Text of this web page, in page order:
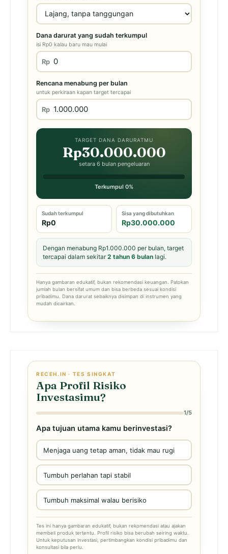
Dana darurat yang sudah terkumpul
isi Rp0 kalau baru mau mulai
Rp
Rencana menabung per bulan
untuk perkiraan kapan target tercapai
Rp
TARGET DANA DARURATMU
Rp30.000.000
setara 6 bulan pengeluaran
Terkumpul 0%
Sudah terkumpul
Rp0
Sisa yang dibutuhkan
Rp30.000.000
Dengan menabung Rp1.000.000 per bulan, target
tercapai dalam sekitar2 tahun 6 bulan lagi.
Hanya gambaran edukatif, bukan rekomendasi keuangan. Patokan
jumlah bulan bersifat umum dan bisa berbeda sesuai kondisi
pribadimu. Dana darurat sebaiknya disimpan di instrumen yang
mudah dicairkan.
RECEH.IN · TES SINGKAT
Apa Profil Risiko
Investasimu?
1/5
Apa tujuan utama kamu berinvestasi?
Menjaga uang tetap aman, tidak mau rugi
Tumbuh perlahan tapi stabil
Tumbuh maksimal walau berisiko
Tes ini hanya gambaran edukatif, bukan rekomendasi atau ajakan
membeli produk tertentu. Profil risiko bisa berubah seiring waktu.
Untuk keputusan investasi, pertimbangkan kondisi pribadimu dan
konsultasi bila perlu.